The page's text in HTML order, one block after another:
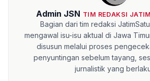
Admin JSN TIM REDAKSI
Bagian dari tim redaksi
mengawal isu-isu aktual di Jawa
disusun melalui proses
penyuntingan sebelum tayang,
jurnalistik yang